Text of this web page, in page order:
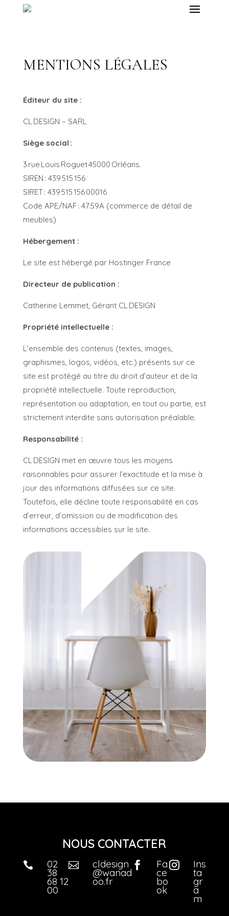
MENTIONS LÉGALES
Éditeur du site :
CL DESIGN – SARL
Siège social :
3 rue Louis Roguet 45000 Orléans.
SIREN : 439 515 156
SIRET : 439 515 156 00016
Code APE/NAF : 47.59A (commerce de détail de
meubles)
Hébergement :
Le site est hébergé par Hostinger France
Directeur de publication :
Catherine Lemmet, Gérant CL DESIGN
Propriété intellectuelle :
L’ensemble des contenus (textes, images,
graphismes, logos, vidéos, etc.) présents sur ce
site est protégé au titre du droit d’auteur et de la
propriété intellectuelle. Toute reproduction,
représentation ou adaptation, en tout ou partie, est
strictement interdite sans autorisation préalable.
Responsabilité :
CL DESIGN met en œuvre tous les moyens
raisonnables pour assurer l’exactitude et la mise à
jour des informations diffusées sur ce site.
Toutefois, elle décline toute responsabilité en cas
d’erreur, d’omission ou de modification des
informations accessibles sur le site.
NOUS CONTACTER
 02
38
68 12
00
 cldesign
@wanad
oo.fr
 Fa
ce
bo
ok
 Ins
ta
gr
a
m